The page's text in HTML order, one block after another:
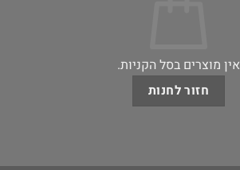
אין מוצרים בסל הקניות.
חזור לחנות